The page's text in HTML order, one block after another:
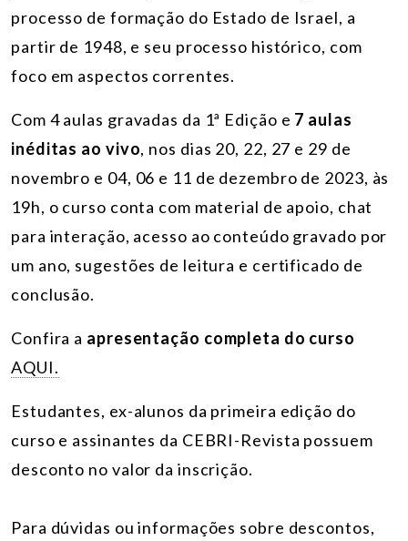
processo de formação do Estado de Israel, a
partir de 1948, e seu processo histórico, com
foco em aspectos correntes.
Com 4 aulas gravadas da 1ª Edição e 7 aulas
inéditas ao vivo, nos dias 20, 22, 27 e 29 de
novembro e 04, 06 e 11 de dezembro de 2023, às
19h, o curso conta com material de apoio, chat
para interação, acesso ao conteúdo gravado por
um ano, sugestões de leitura e certificado de
conclusão.
Confira a apresentação completa do curso
AQUI.
Estudantes, ex-alunos da primeira edição do
curso e assinantes da CEBRI-Revista possuem
desconto no valor da inscrição.
Para dúvidas ou informações sobre descontos,